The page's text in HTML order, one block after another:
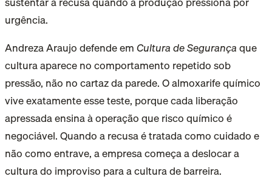
urgência.
Andreza Araujo defende emCultura de Segurançaque
cultura aparece no comportamento repetido sob
pressão, não no cartaz da parede. O almoxarife químico
vive exatamente esse teste, porque cada liberação
apressada ensina à operação que risco químico é
negociável. Quando a recusa é tratada como cuidado e
não como entrave, a empresa começa a deslocar a
cultura do improviso para a cultura de barreira.